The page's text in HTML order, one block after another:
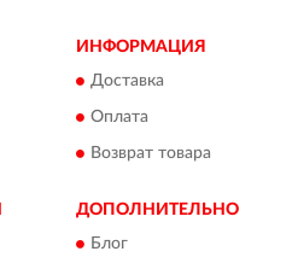
ИНФОРМАЦИЯ
Доставка
Оплата
Возврат товара
ДОПОЛНИТЕЛЬНО
Блог